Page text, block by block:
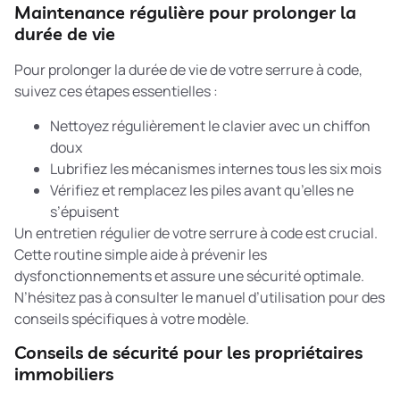
Maintenance régulière pour prolonger la
durée de vie
Pour prolonger la durée de vie de votre serrure à code,
suivez ces étapes essentielles :
Nettoyez régulièrement le clavier avec un chiffon
doux
Lubrifiez les mécanismes internes tous les six mois
Vérifiez et remplacez les piles avant qu’elles ne
s’épuisent
Unentretien régulierde votre serrure à code est crucial.
Cette routine simple aide à prévenir les
dysfonctionnements et assure une sécurité optimale.
N’hésitez pas à consulter le manuel d’utilisation pour des
conseils spécifiques à votre modèle.
Conseils de sécurité pour les propriétaires
immobiliers